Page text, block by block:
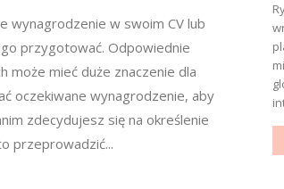
wynagrodzenie w swoim CV lub
przygotować. Odpowiednie
może mieć duże znaczenie dla
oczekiwane wynagrodzenie, aby
zdecydujesz się na określenie
przeprowadzić...